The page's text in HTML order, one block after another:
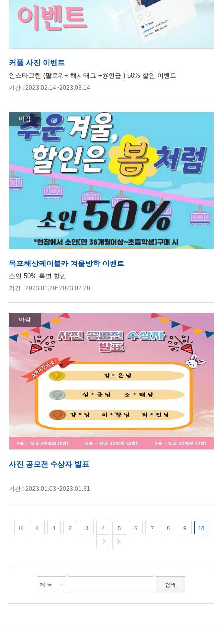
커플 사진 이벤트
인스타그램 (팔로워+ 해시태그 +@언급 ) 50% 할인 이벤트
기간 : 2023.02.14~2023.03.14
마감
목포해상케이블카 겨울방학 이벤트
소인 50% 특별 할인
기간 : 2023.01.20~2023.02.28
마감
사진 공모전 수상자 발표
기간 : 2023.01.03~2023.01.31
1 2 3 4 5 6 7 8 9 10